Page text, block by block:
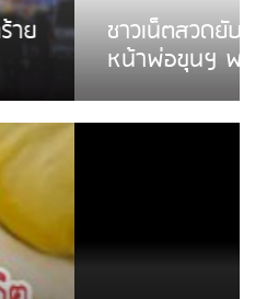
าเร่ขายพวงมาลัย
ดินตาม